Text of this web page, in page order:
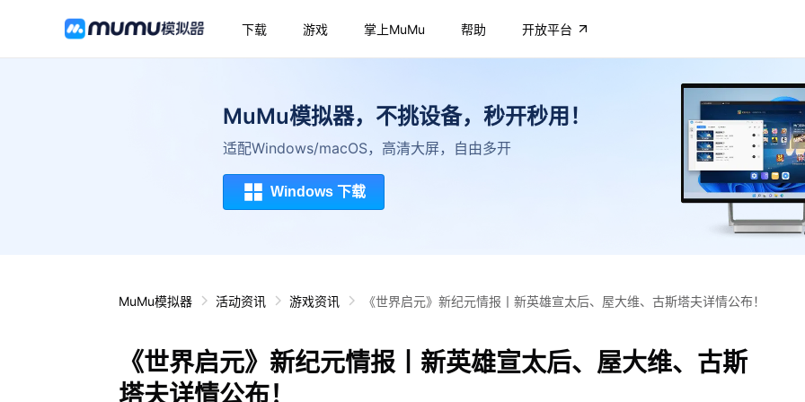
下载 游戏 掌上MuMu 帮助 开放平台
MuMu模拟器，不挑设备，秒开秒用！
适配Windows/macOS，高清大屏，自由多开
Windows 下载
MuMu模拟器 活动资讯 游戏资讯 《世界启元》新纪元情报丨新英雄宣太后、屋大维、古斯塔夫详情公布！
《世界启元》新纪元情报丨新英雄宣太后、屋大维、古斯
塔夫详情公布！